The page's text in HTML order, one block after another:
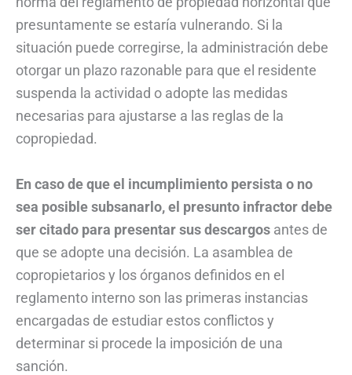
presuntamente se estaría vulnerando. Si la
situación puede corregirse, la administración debe
otorgar un plazo razonable para que el residente
suspenda la actividad o adopte las medidas
necesarias para ajustarse a las reglas de la
copropiedad.
En caso de que el incumplimiento persista o no
sea posible subsanarlo, el presunto infractor debe
ser citado para presentar sus descargos antes de
que se adopte una decisión. La asamblea de
copropietarios y los órganos definidos en el
reglamento interno son las primeras instancias
encargadas de estudiar estos conflictos y
determinar si procede la imposición de una
sanción.